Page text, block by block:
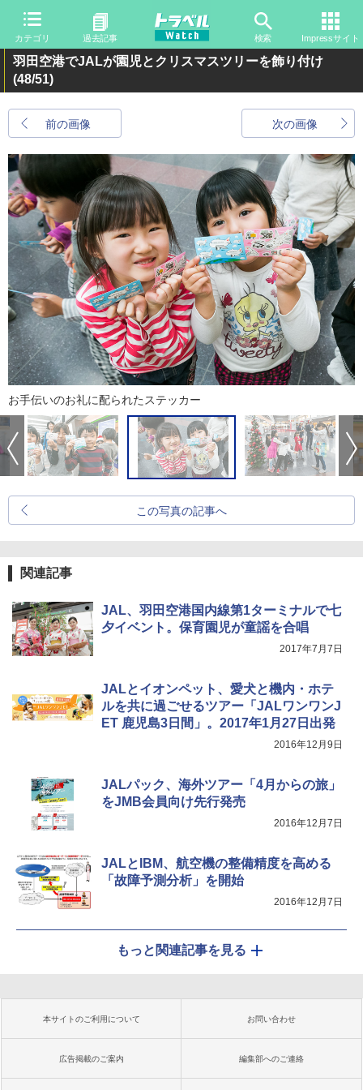
カテゴリ 過去記事 検索 Impressサイト
羽田空港でJALが園児とクリスマスツリーを飾り付け
(48/51)
前の画像 次の画像
お手伝いのお礼に配られたステッカー
この写真の記事へ
関連記事
JAL、羽田空港国内線第1ターミナルで七
夕イベント。保育園児が童謡を合唱
2017年7月7日
JALとイオンペット、愛犬と機内・ホテ
ルを共に過ごせるツアー「JALワンワンJ
ET 鹿児島3日間」。2017年1月27日出発
2016年12月9日
JALパック、海外ツアー「4月からの旅」
をJMB会員向け先行発売
2016年12月7日
JALとIBM、航空機の整備精度を高める
「故障予測分析」を開始
2016年12月7日
もっと関連記事を見る
本サイトのご利用について お問い合わせ
広告掲載のご案内 編集部へのご連絡